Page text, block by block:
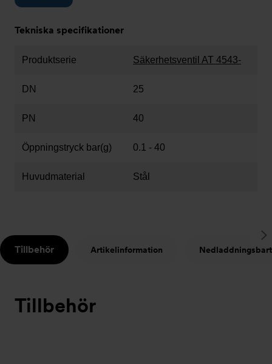
Tekniska specifikationer
Produktserie Säkerhetsventil AT 4543-
DN 25
PN 40
Öppningstryck bar(g) 0.1 - 40
Huvudmaterial Stål
Tillbehör Artikelinformation Nedladdningsbart
Tillbehör